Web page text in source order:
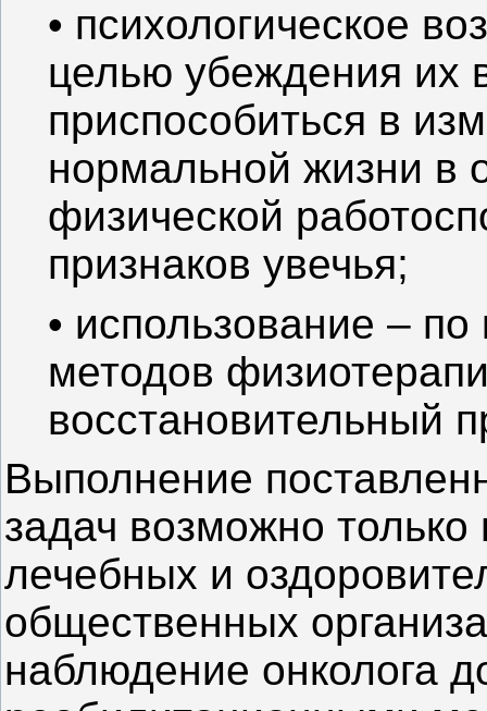
• психологическое
целью убеждения их
приспособиться в
нормальной жизни в
физической
признаков увечья;
• использование –
методов
восстановительный
Выполнение
задач возможно
лечебных и
общественных
наблюдение онколога